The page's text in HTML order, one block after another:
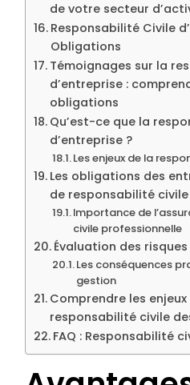
de votre secteur
Responsabilité Civile
Obligations
Témoignages sur la
d’entreprise :
obligations
Qu’est-ce que la
d’entreprise ?
Les enjeux de la
Les obligations des
de responsabilité civile
Importance de
civile professionnelle
Évaluation des
Les conséquences
gestion
Comprendre les
responsabilité civile
FAQ : Responsabilité